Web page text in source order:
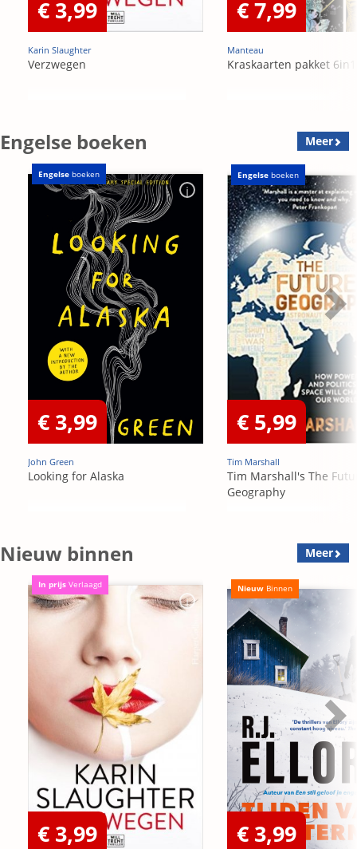
€ 3,99
Karin Slaughter
Verzwegen
€ 7,99
Manteau
Kraskaarten pakket 6in1
Engelse boeken Meer
Engelse boeken
€ 3,99
John Green
Looking for Alaska
Engelse boeken
€ 5,99
Tim Marshall
Tim Marshall's The
Geography
Nieuw binnen Meer
In prijs Verlaagd
€ 3,99
Nieuw Binnen
€ 3,99